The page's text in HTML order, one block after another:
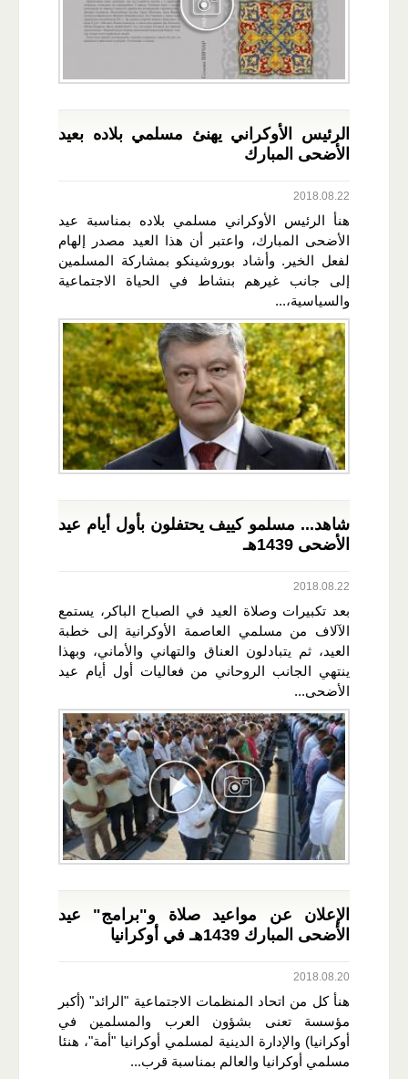
الرئيس الأوكراني يهنئ مسلمي بلاده بعيد
الأضحى المبارك
2018.08.22
هنأ الرئيس الأوكراني مسلمي بلاده بمناسبة عيد
الأضحى المبارك، واعتبر أن هذا العيد مصدر إلهام
لفعل الخير. وأشاد بوروشينكو بمشاركة المسلمين
إلى جانب غيرهم بنشاط في الحياة الاجتماعية
والسياسية،...
شاهد... مسلمو كييف يحتفلون بأول أيام عيد
الأضحى 1439هـ
2018.08.22
بعد تكبيرات وصلاة العيد في الصباح الباكر، يستمع
الآلاف من مسلمي العاصمة الأوكرانية إلى خطبة
العيد، ثم يتبادلون العناق والتهاني والأماني، وبهذا
ينتهي الجانب الروحاني من فعاليات أول أيام عيد
الأضحى...
الإعلان عن مواعيد صلاة و"برامج" عيد
الأضحى المبارك 1439هـ في أوكرانيا
2018.08.20
هنأ كل من اتحاد المنظمات الاجتماعية "الرائد" (أكبر
مؤسسة تعنى بشؤون العرب والمسلمين في
أوكرانيا) والإدارة الدينية لمسلمي أوكرانيا "أمة"، هنئا
مسلمي أوكرانيا والعالم بمناسبة قرب...